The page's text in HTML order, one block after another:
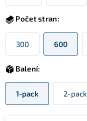
Počet stran:
300 600
Balení:
1-pack 2-pack